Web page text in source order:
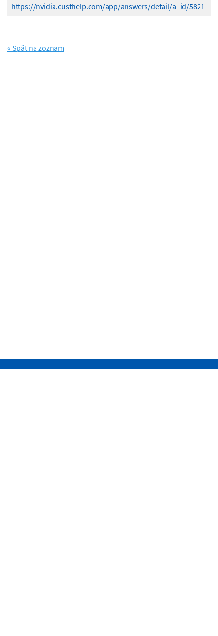
https://nvidia.custhelp.com/app/answers/detail/a_id/5821
« Späť na zoznam